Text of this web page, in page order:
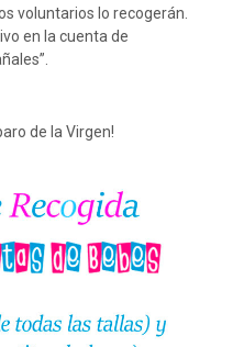
voluntarios lo recogerán.
en la cuenta de
de la Virgen!